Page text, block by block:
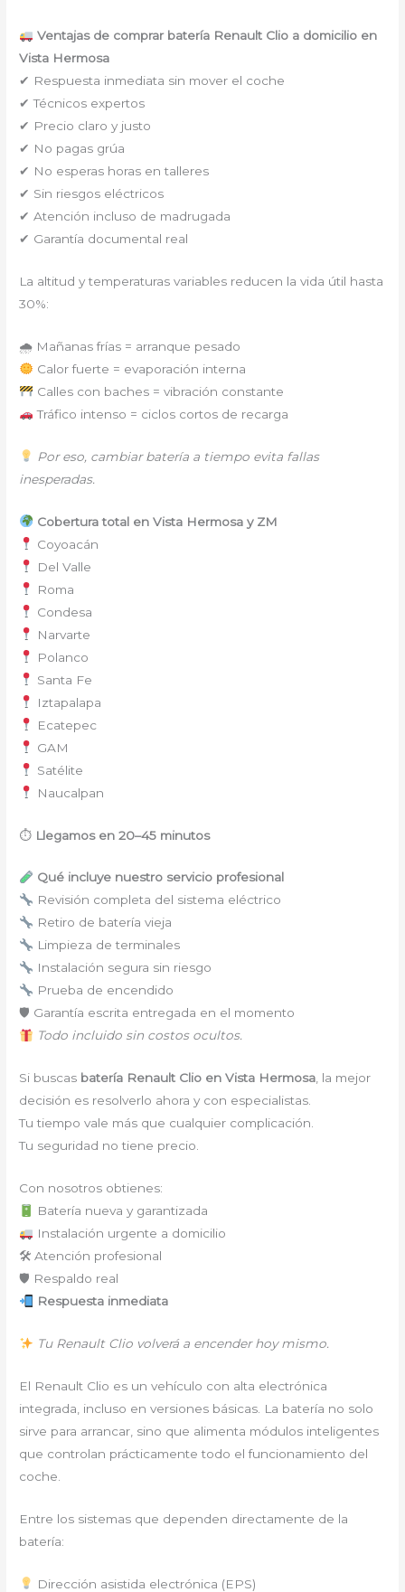
Ventajas de comprar batería Renault Clio a domicilio en
Vista Hermosa
✔ Respuesta inmediata sin mover el coche
✔ Técnicos expertos
✔ Precio claro y justo
✔ No pagas grúa
✔ No esperas horas en talleres
✔ Sin riesgos eléctricos
✔ Atención incluso de madrugada
✔ Garantía documental real
La altitud y temperaturas variables reducen la vida útil hasta
30%:
🌧 Mañanas frías = arranque pesado
Calor fuerte = evaporación interna
Calles con baches = vibración constante
Tráfico intenso = ciclos cortos de recarga
Por eso, cambiar batería a tiempo evita fallas
inesperadas.
Cobertura total en Vista Hermosa y ZM
Coyoacán
Del Valle
Roma
Condesa
Narvarte
Polanco
Santa Fe
Iztapalapa
Ecatepec
GAM
Satélite
Naucalpan
⏱ Llegamos en 20–45 minutos
Qué incluye nuestro servicio profesional
Revisión completa del sistema eléctrico
Retiro de batería vieja
Limpieza de terminales
Instalación segura sin riesgo
Prueba de encendido
🛡 Garantía escrita entregada en el momento
Todo incluido sin costos ocultos.
Si buscas batería Renault Clio en Vista Hermosa, la mejor
decisión es resolverlo ahora y con especialistas.
Tu tiempo vale más que cualquier complicación.
Tu seguridad no tiene precio.
Con nosotros obtienes:
Batería nueva y garantizada
Instalación urgente a domicilio
🛠 Atención profesional
🛡 Respaldo real
Respuesta inmediata
Tu Renault Clio volverá a encender hoy mismo.
El Renault Clio es un vehículo con alta electrónica
integrada, incluso en versiones básicas. La batería no solo
sirve para arrancar, sino que alimenta módulos inteligentes
que controlan prácticamente todo el funcionamiento del
coche.
Entre los sistemas que dependen directamente de la
batería:
Dirección asistida electrónica (EPS)